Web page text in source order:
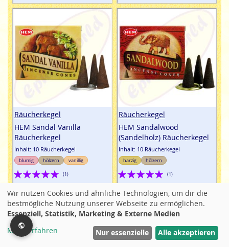
Räucherkegel
HEM Sandal Vanilla
Räucherkegel
Inhalt: 10 Räucherkegel
blumig hölzern vanillig
Bewertung:
100%
(1)
1,25 €
inkl. MwtSt / zzgl. Versand
1 Kgl. / 12,5 ct
Räucherkegel
HEM Sandalwood
(Sandelholz) Räucherkegel
Inhalt: 10 Räucherkegel
harzig hölzern
Bewertung:
100%
(1)
1,25 €
inkl. MwtSt / zzgl. Versand
1 Kgl. / 12,5 ct
Filter
Wir nutzen Cookies und ähnliche Technologien, um dir die
bestmögliche Nutzung unserer Webseite zu ermöglichen.
Essenziell, Statistik, Marketing & Externe Medien
Mehr erfahren
Nur essenzielle Alle akzeptieren